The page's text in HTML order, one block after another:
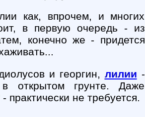
как, впрочем, и многих
в первую очередь - из
конечно же - придется
и георгин, лилии -
открытом грунте. Даже
практически не требуется.